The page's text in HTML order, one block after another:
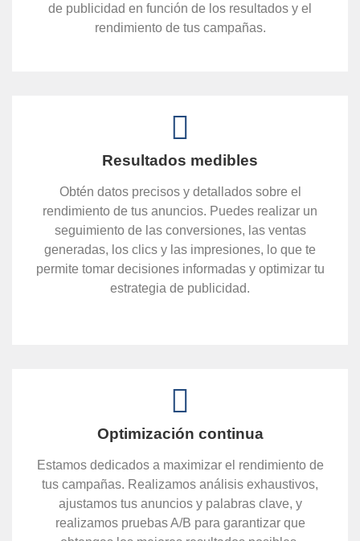
de publicidad en función de los resultados y el
rendimiento de tus campañas.
Resultados medibles
Obtén datos precisos y detallados sobre el
rendimiento de tus anuncios. Puedes realizar un
seguimiento de las conversiones, las ventas
generadas, los clics y las impresiones, lo que te
permite tomar decisiones informadas y optimizar tu
estrategia de publicidad.
Optimización continua
Estamos dedicados a maximizar el rendimiento de
tus campañas. Realizamos análisis exhaustivos,
ajustamos tus anuncios y palabras clave, y
realizamos pruebas A/B para garantizar que